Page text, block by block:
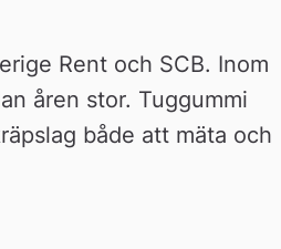
Rent och SCB. Inom
åren stor. Tuggummi
både att mäta och